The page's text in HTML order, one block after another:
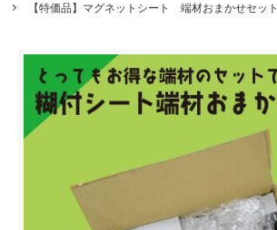
【特価品】マグネットシート 端材おまかせセット